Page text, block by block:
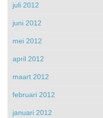
juli 2012
juni 2012
mei 2012
april 2012
maart 2012
februari 2012
januari 2012